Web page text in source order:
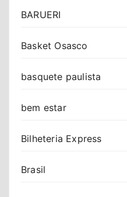
BARUERI
Basket Osasco
basquete paulista
bem estar
Bilheteria Express
Brasil